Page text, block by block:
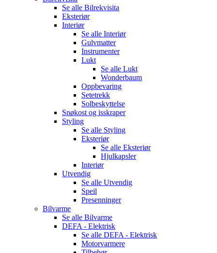
Se alle Bilrekvisita
Eksteriør
Interiør
Se alle Interiør
Gulvmatter
Instrumenter
Lukt
Se alle Lukt
Wonderbaum
Oppbevaring
Setetrekk
Solbeskyttelse
Snøkost og isskraper
Styling
Se alle Styling
Eksteriør
Se alle Eksteriør
Hjulkapsler
Interiør
Utvendig
Se alle Utvendig
Speil
Presenninger
Bilvarme
Se alle Bilvarme
DEFA - Elektrisk
Se alle DEFA - Elektrisk
Motorvarmere